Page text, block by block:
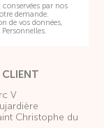
CLIENT
V
Christophe du
par nos
demande.
de vos données,